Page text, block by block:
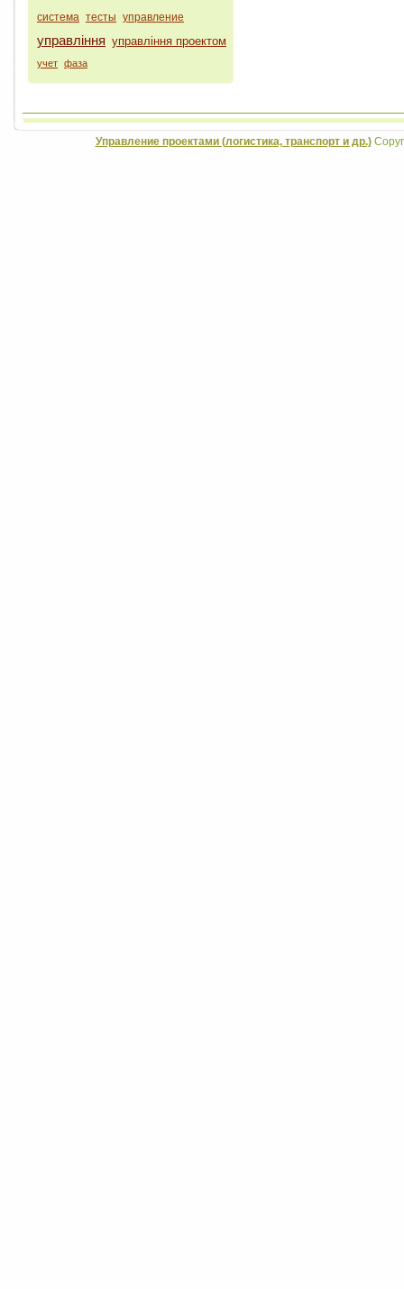
система тесты управление
управління управління проектом
учет фаза
Управление проектами (логистика, транспорт и др.)